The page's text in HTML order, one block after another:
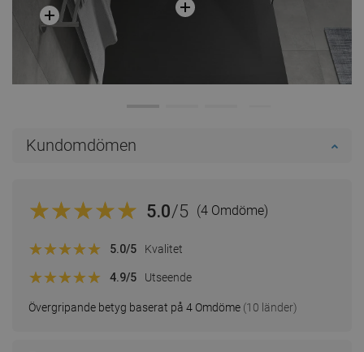
Kundomdömen
5.0/5 (4 Omdöme)
Övergripande betyg baserat på 4 Omdöme (10 länder)
5.0/5 Kvalitet
4.9/5 Utseende